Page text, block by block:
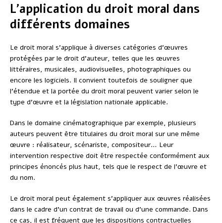
L’application du droit moral dans
différents domaines
Le droit moral s’applique à diverses catégories d’œuvres
protégées par le droit d’auteur, telles que les œuvres
littéraires, musicales, audiovisuelles, photographiques ou
encore les logiciels. Il convient toutefois de souligner que
l’étendue et la portée du droit moral peuvent varier selon le
type d’œuvre et la législation nationale applicable.
Dans le domaine cinématographique par exemple, plusieurs
auteurs peuvent être titulaires du droit moral sur une même
œuvre : réalisateur, scénariste, compositeur… Leur
intervention respective doit être respectée conformément aux
principes énoncés plus haut, tels que le respect de l’œuvre et
du nom.
Le droit moral peut également s’appliquer aux œuvres réalisées
dans le cadre d’un contrat de travail ou d’une commande. Dans
ce cas, il est fréquent que les dispositions contractuelles